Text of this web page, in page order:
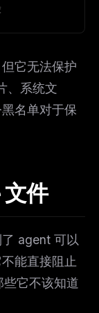
它无法保护
、系统文
名单对于保
件
agent 可以
能直接阻止
它不该知道